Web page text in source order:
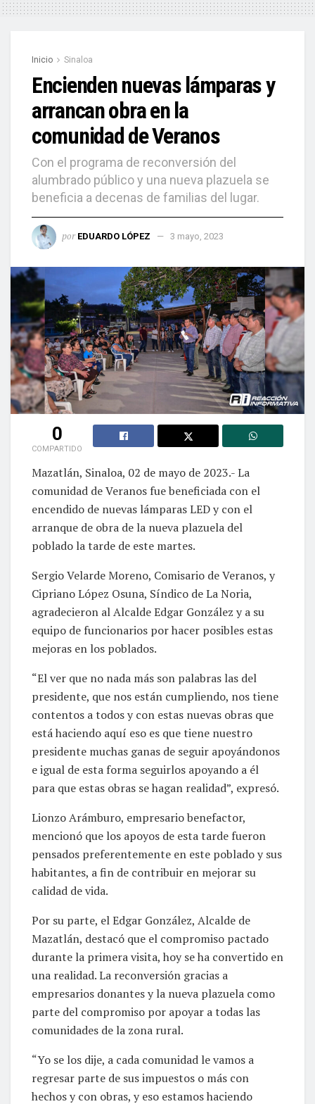
Inicio Sinaloa
Encienden nuevas lámparas y
arrancan obra en la
comunidad de Veranos
Con el programa de reconversión del
alumbrado público y una nueva plazuela se
beneficia a decenas de familias del lugar.
por EDUARDO LÓPEZ 3 mayo, 2023
0
COMPARTIDO
Mazatlán, Sinaloa, 02 de mayo de 2023.- La
comunidad de Veranos fue beneficiada con el
encendido de nuevas lámparas LED y con el
arranque de obra de la nueva plazuela del
poblado la tarde de este martes.
Sergio Velarde Moreno, Comisario de Veranos, y
Cipriano López Osuna, Síndico de La Noria,
agradecieron al Alcalde Edgar González y a su
equipo de funcionarios por hacer posibles estas
mejoras en los poblados.
“El ver que no nada más son palabras las del
presidente, que nos están cumpliendo, nos tiene
contentos a todos y con estas nuevas obras que
está haciendo aquí eso es que tiene nuestro
presidente muchas ganas de seguir apoyándonos
e igual de esta forma seguirlos apoyando a él
para que estas obras se hagan realidad”, expresó.
Lionzo Arámburo, empresario benefactor,
mencionó que los apoyos de esta tarde fueron
pensados preferentemente en este poblado y sus
habitantes, a fin de contribuir en mejorar su
calidad de vida.
Por su parte, el Edgar González, Alcalde de
Mazatlán, destacó que el compromiso pactado
durante la primera visita, hoy se ha convertido en
una realidad. La reconversión gracias a
empresarios donantes y la nueva plazuela como
parte del compromiso por apoyar a todas las
comunidades de la zona rural.
“Yo se los dije, a cada comunidad le vamos a
regresar parte de sus impuestos o más con
hechos y con obras, y eso estamos haciendo